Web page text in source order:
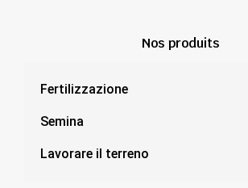
Nos produits
Fertilizzazione
Semina
Lavorare il terreno